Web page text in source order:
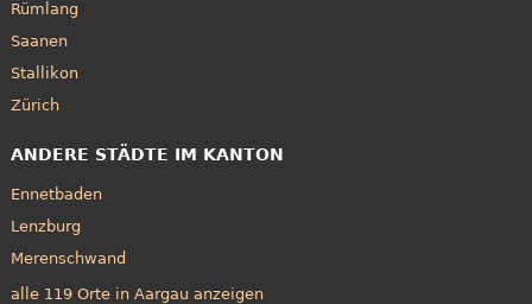
Rümlang
Saanen
Stallikon
Zürich
ANDERE STÄDTE IM KANTON
Ennetbaden
Lenzburg
Merenschwand
alle 119 Orte in Aargau anzeigen